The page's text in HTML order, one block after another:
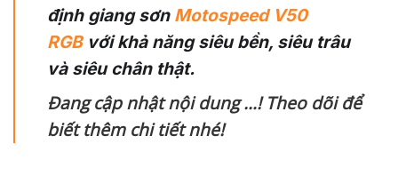
định giang sơn Motospeed V50
RGBvới khả năng siêu bền, siêu trâu
và siêu chân thật.
Đang cập nhật nội dung …! Theo dõi để
biết thêm chi tiết nhé!